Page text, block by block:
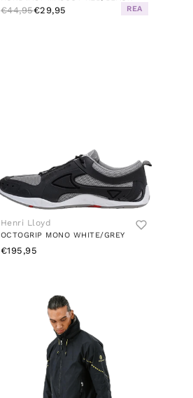
€44,95€29,95 REA
Henri Lloyd
OCTOGRIP MONO WHITE/GREY
€195,95